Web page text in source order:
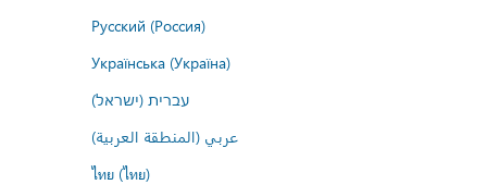
Русский (Россия)
Українська (Україна)
עברית (ישראל)
عربي (المنطقة العربية)
ไทย (ไทย)